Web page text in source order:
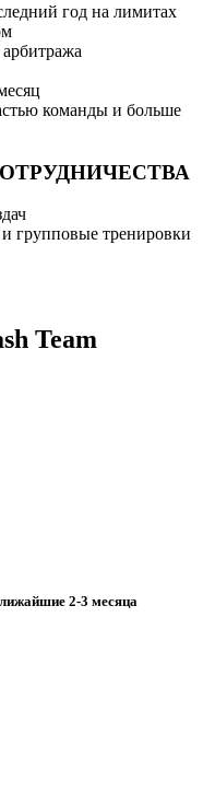
год на лимитах
команды и больше
групповые тренировки
Team
2-3 месяца